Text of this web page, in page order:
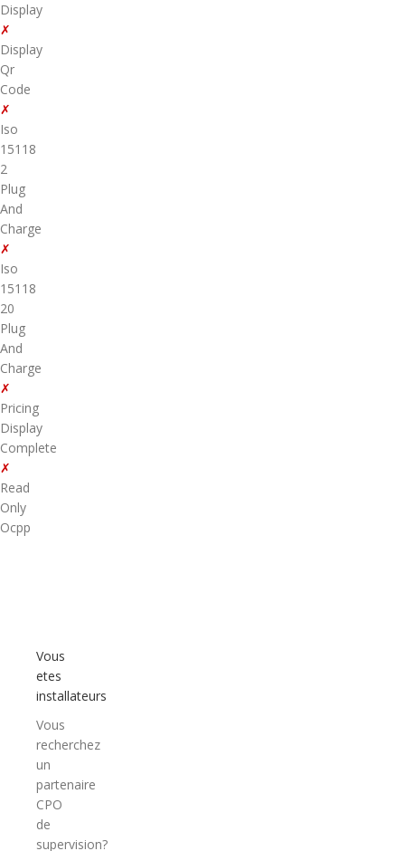
Display
✗
Display
Qr
Code
✗
Iso
15118
2
Plug
And
Charge
✗
Iso
15118
20
Plug
And
Charge
✗
Pricing
Display
Complete
✗
Read
Only
Ocpp
Vous
etes
installateurs
Vous
recherchez
un
partenaire
CPO
de
supervision?